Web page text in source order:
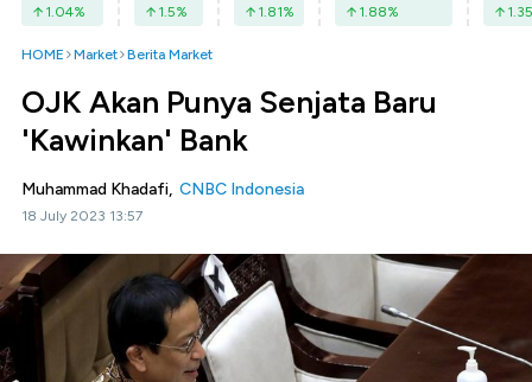
1.04% 1.5% 1.81% 1.88% 1.35
HOME Market Berita Market
OJK Akan Punya Senjata Baru
'Kawinkan' Bank
Muhammad Khadafi, CNBC Indonesia
18 July 2023 13:57